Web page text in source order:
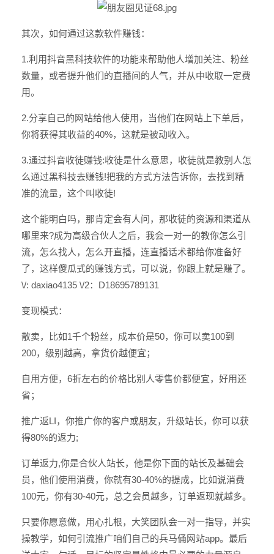
其次，如何通过这款软件赚钱：
1.利用抖音黑科技软件的功能来帮助他人增加关注、粉丝
数量，或者提升他们的直播间的人气，并从中收取一定费
用。
2.分享自己的网站给他人使用，当他们在网站上下单后，
你将获得其收益的40%，这就是被动收入。
3.通过抖音收徒赚钱:收徒是什么意思，收徒就是教别人怎
么通过黑科技去赚钱!把我的方式方法告诉你，去找到精
准的流量，这个叫收徒!
这个能明白吗，那肯定会有人问，那收徒的资源和渠道从
哪里来?成为高级合伙人之后，我会一对一的教你怎么引
流，怎么找人，怎么开直播，连直播话术都给你准备好
了，这样傻瓜式的赚钱方式，可以说，你跟上就是赚了。
\/: daxiao4135 \/2：D18695789131
变现模式：
散卖，比如1千个粉丝，成本价是50，你可以卖100到
200，级别越高，拿货价越便宜；
自用方便，6折左右的价格比别人零售价都便宜，好用还
省；
推广返LI，你推广你的客户或朋友，升级站长，你可以获
得80%的返力;
订单返力,你是合伙人站长，他是你下面的站长及基础会
员，他们使用消费，你就有30-40%的提成，比如说消费
100元，你有30-40元，总之会员越多，订单返现就越多。
只要你愿意做，用心扎根，大笑团队会一对一指导，并实
操教学，如何引流推广咱们自己的兵马俑网站app。最后